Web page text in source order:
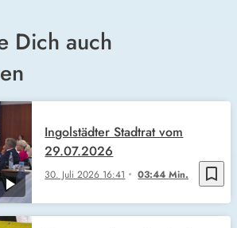
Dich auch
bookmark_border
30. Juli 2026 16:41 03:44 Min.
Ingolstädter Stadtrat vom
29.07.2026